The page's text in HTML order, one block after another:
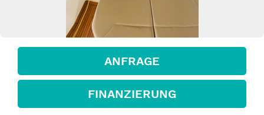
ANFRAGE
FINANZIERUNG